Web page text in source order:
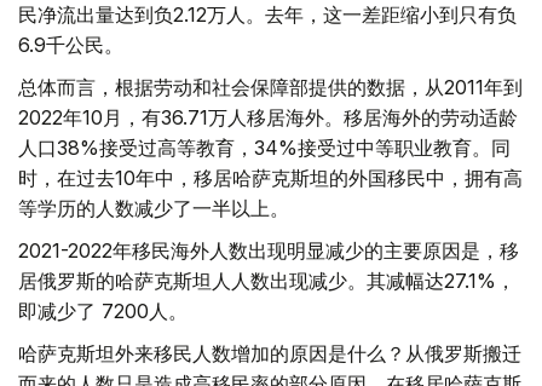
民净流出量达到负2.12万人。去年，这一差距缩小到只有负
6.9千公民。
总体而言，根据劳动和社会保障部提供的数据，从2011年到
2022年10月，有36.71万人移居海外。移居海外的劳动适龄
人口38%接受过高等教育，34%接受过中等职业教育。同
时，在过去10年中，移居哈萨克斯坦的外国移民中，拥有高
等学历的人数减少了一半以上。
2021-2022年移民海外人数出现明显减少的主要原因是，移
居俄罗斯的哈萨克斯坦人人数出现减少。其减幅达27.1%，
即减少了 7200人。
哈萨克斯坦外来移民人数增加的原因是什么？从俄罗斯搬迁